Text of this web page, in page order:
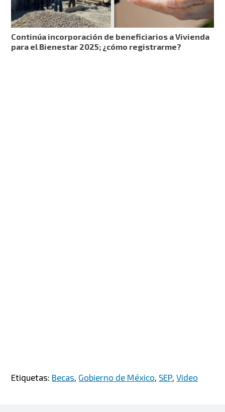
Continúa incorporación de beneficiarios a Vivienda
para el Bienestar 2025; ¿cómo registrarme?
Etiquetas: Becas, Gobierno de México, SEP,Video